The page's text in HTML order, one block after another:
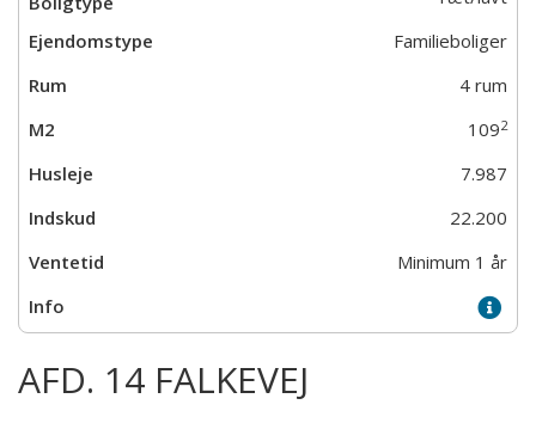
Familieboliger
4 rum
1092
7.987
22.200
Minimum 1 år
AFD. 14 FALKEVEJ